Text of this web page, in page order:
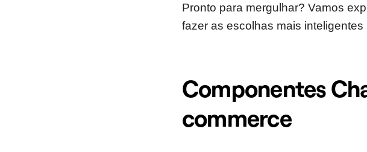
Pronto para mergulhar? Vamos
fazer as escolhas mais
Componentes
commerce